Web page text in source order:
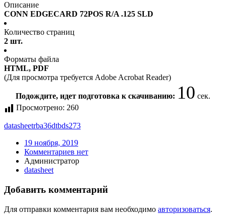
Описание
CONN EDGECARD 72POS R/A .125 SLD
Количество страниц
2 шт.
Форматы файла
HTML, PDF
(Для просмотра требуется Adobe Acrobat Reader)
Подождите, идет подготовка к скачиванию: 10 сек.
Просмотрено: 260
datasheetrba36dtbds273
19 ноября, 2019
Комментариев нет
Администратор
datasheet
Добавить комментарий
Для отправки комментария вам необходимо авторизоваться.